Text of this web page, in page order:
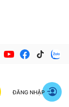
ĐĂNG NHẬP